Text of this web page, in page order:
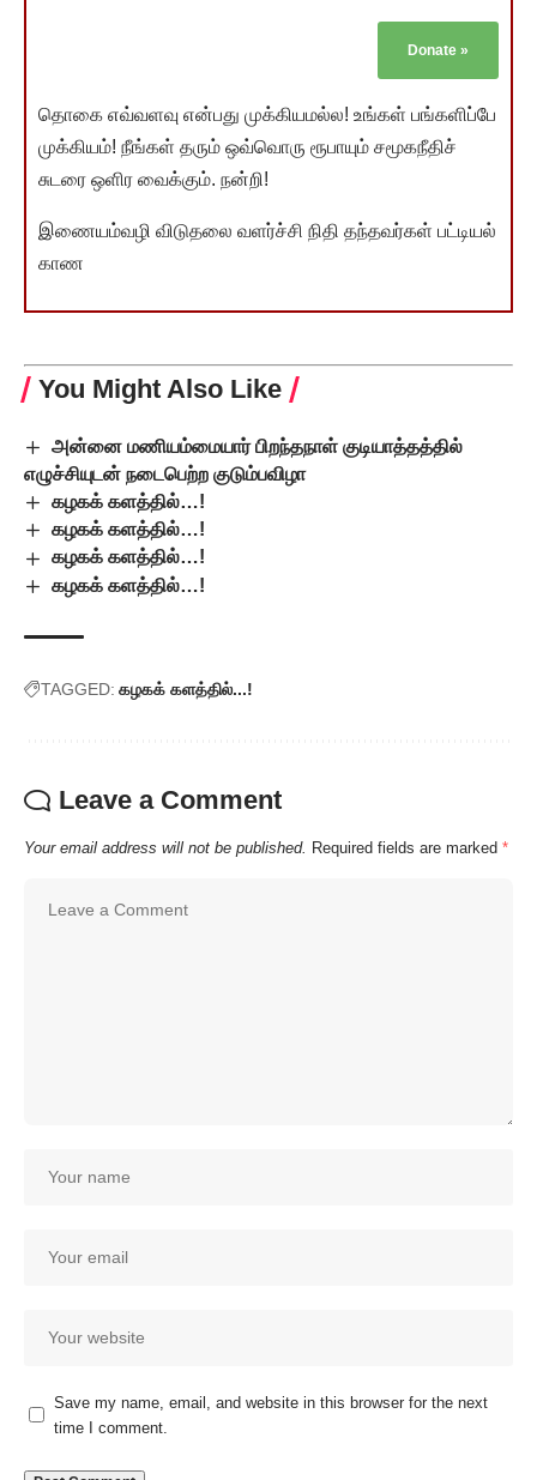
Donate »
தொகை எவ்வளவு என்பது முக்கியமல்ல! உங்கள் பங்களிப்பே
முக்கியம்! நீங்கள் தரும் ஒவ்வொரு ரூபாயும் சமூகநீதிச்
சுடரை ஒளிர வைக்கும். நன்றி!
இணையம்வழி விடுதலை வளர்ச்சி நிதி தந்தவர்கள் பட்டியல்
காண
You Might Also Like
அன்னை மணியம்மையார் பிறந்தநாள் குடியாத்தத்தில்
எழுச்சியுடன் நடைபெற்ற குடும்பவிழா
கழகக் களத்தில்…!
கழகக் களத்தில்…!
கழகக் களத்தில்…!
கழகக் களத்தில்…!
TAGGED: கழகக் களத்தில்...!
Leave a Comment
Your email address will not be published. Required fields are marked *
Save my name, email, and website in this browser for the next
time I comment.